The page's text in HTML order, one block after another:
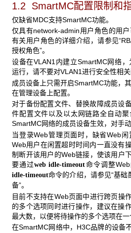
1.2 SmartMC配置限制和
仅缺省MDC支持SmartMC功能。
仅具有network-admin用户角色的用户
有关用户角色的详细介绍，请参见
授权角色”。
设备在VLAN1内建立SmartMC网络
运行，请不要对VLAN1进行安全性相关
成员设备上只需开启SmartMC功能，
在管理设备上配置。
对于备份配置文件、替换故障成员设
件配置文件以及以太网链路全自动
SmartMC网络的成员设备生效，对手
当登录Web管理页面时，缺省Web
Web用户在闲置超时时间内一直没有
制断开该用户的Web链接，使该用户
要通过web idle-timeout命令调整
idle-timeout命令的介绍，请参见“基础
备”。
目前不支持在Web页面中进行跨页操
的多个选项同时进行操作，建议在操
最大数，以便将待操作的多个选项在一
在SmartMC网络中，H3C品牌的设备